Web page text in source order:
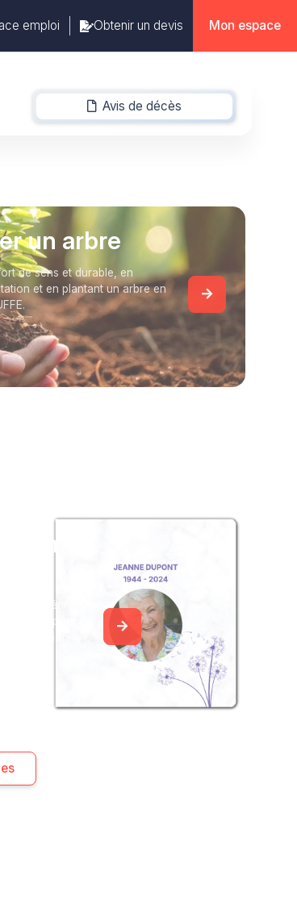
emploi Obtenir un devis Mon espace
Avis de décès
-
un arbre
de sens et durable, en
et en plantant un arbre en
en réunissant
pour